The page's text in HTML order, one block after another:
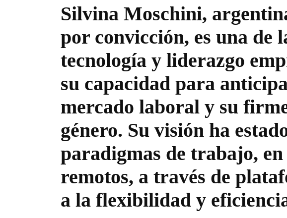
Moda
Silvina Moschini,
por convicción, es una de
tecnología y liderazgo
su capacidad para
mercado laboral y su
género. Su visión ha
paradigmas de trabajo,
remotos, a través de
a la flexibilidad y